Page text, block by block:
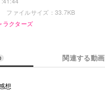
ファイルサイズ：33.7KB
ラクターズ
関連する動画
想